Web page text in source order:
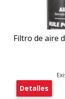
Filtro de aire
Detalles